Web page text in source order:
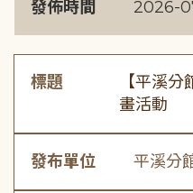
發佈時間 2026-
標題
【平溪
畫活動
發布單位 平溪分